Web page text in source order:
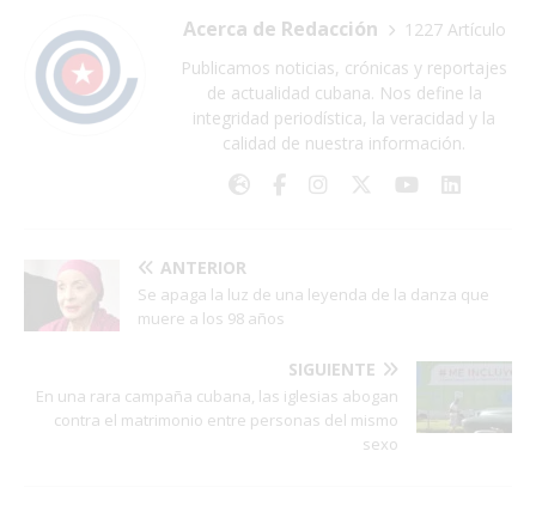
Acerca de Redacción
1227 Artículo
Publicamos noticias, crónicas y reportajes
de actualidad cubana. Nos define la
integridad periodística, la veracidad y la
calidad de nuestra información.
ANTERIOR
Se apaga la luz de una leyenda de la danza que
muere a los 98 años
SIGUIENTE
En una rara campaña cubana, las iglesias abogan
contra el matrimonio entre personas del mismo
sexo